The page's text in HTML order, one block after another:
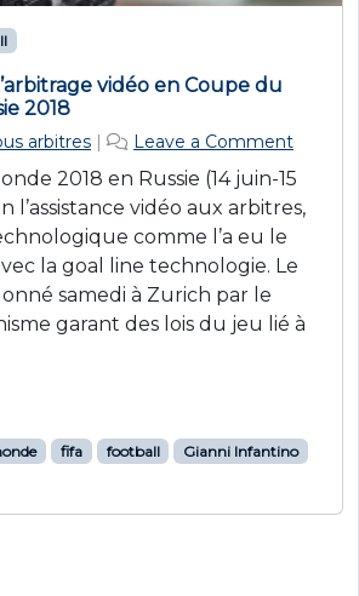
vidéo en Coupe du
2018
arbitres | Leave a Comment
2018 en Russie (14 juin-15
l’assistance vidéo aux arbitres,
comme l’a eu le
la goal line technologie. Le
samedi à Zurich par le
garant des lois du jeu lié à
fifa football
Gianni Infantino